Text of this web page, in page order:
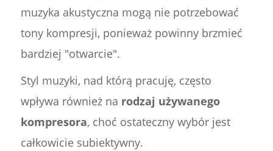
muzyka akustyczna mogą nie potrzebować
tony kompresji, ponieważ powinny brzmieć
bardziej "otwarcie".
Styl muzyki, nad którą pracuję, często
wpływa również na rodzaj używanego
kompresora, choć ostateczny wybór jest
całkowicie subiektywny.